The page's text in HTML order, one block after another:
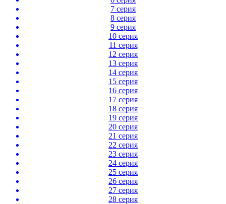
7 серия
8 серия
9 серия
10 серия
11 серия
12 серия
13 серия
14 серия
15 серия
16 серия
17 серия
18 серия
19 серия
20 серия
21 серия
22 серия
23 серия
24 серия
25 серия
26 серия
27 серия
28 серия